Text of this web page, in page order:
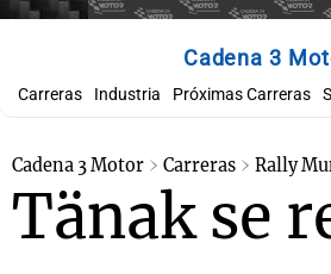
Cadena 3
Carreras Industria Próximas Carreras
Cadena 3 Motor Carreras Rally
Tänak se